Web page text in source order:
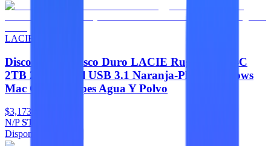
LACIE
Discos Duros Disco Duro LACIE Rugged USB-C
2TB 2.5 Portatil USB 3.1 Naranja-Plata Windows
Mac Contragolpes Agua Y Polvo
$3,173
N/PSTFR2000800
Disponible